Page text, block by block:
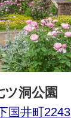
ツ洞公園
国井町2243